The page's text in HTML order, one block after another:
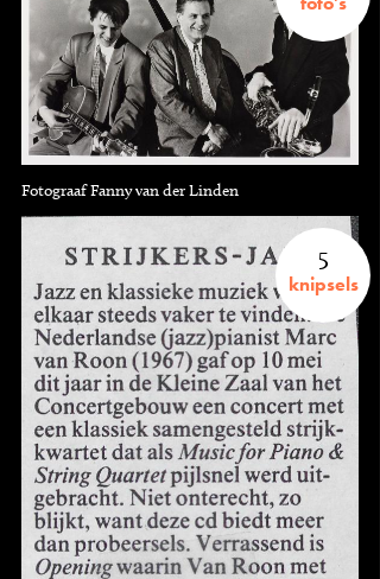
Fotograaf Fanny van der Linden
5
knipsels